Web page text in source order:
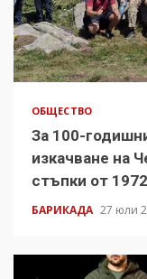
ОБЩЕСТВО
За 100-
изкачване на
стъпки от
БАРИКАДА 27 юли